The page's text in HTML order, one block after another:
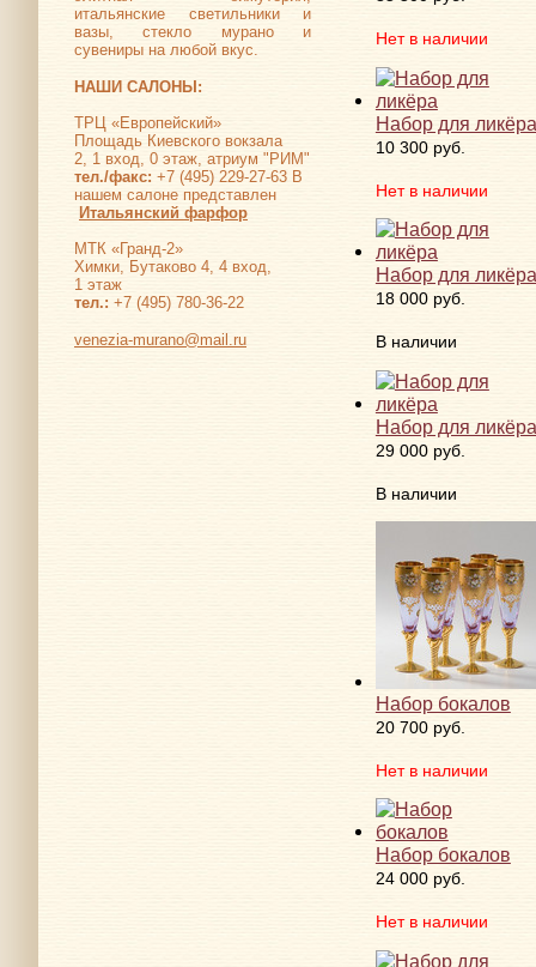
итальянские светильники и
вазы, стекло мурано и
сувениры на любой вкус.
НАШИ САЛОНЫ:
ТРЦ «Европейский»
Площадь Киевского вокзала
2, 1 вход, 0 этаж, атриум "РИМ"
тел./факс: +7 (495) 229-27-63 В
нашем салоне представлен
Итальянский фарфор
МТК «Гранд-2»
Химки, Бутаково 4, 4 вход,
1 этаж
тел.: +7 (495) 780-36-22
venezia-murano@mail.ru
Нет в наличии
Набор для ликёра
10 300 руб.
Нет в наличии
Набор для ликёра
18 000 руб.
В наличии
Набор для ликёра
29 000 руб.
В наличии
Набор бокалов
20 700 руб.
Нет в наличии
Набор бокалов
24 000 руб.
Нет в наличии